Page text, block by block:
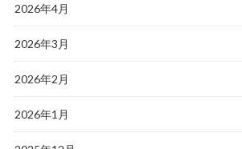
2026年4月
2026年3月
2026年2月
2026年1月